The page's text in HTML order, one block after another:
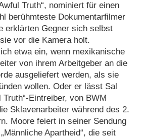
Truth“, nominiert für einen
berühmteste Dokumentarfilmer
erklärten Gegner sich selbst
vor die Kamera holt.
etwa ein, wenn mexikanische
von ihrem Arbeitgeber an die
ausgeliefert werden, als sie
wollen. Oder er lässt Sal
Truth“-Eintreiber, von BWM
Sklavenarbeiter während des 2.
Moore feiert in seiner Sendung
Apartheid“, die seit